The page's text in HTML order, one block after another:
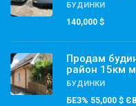
БУДИНКИ
140,000 $
Продам
район 15км
БУДИНКИ
БЕЗ% 55,000 $